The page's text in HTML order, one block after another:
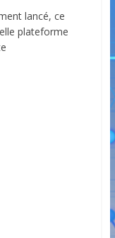
lancé, ce
plateforme